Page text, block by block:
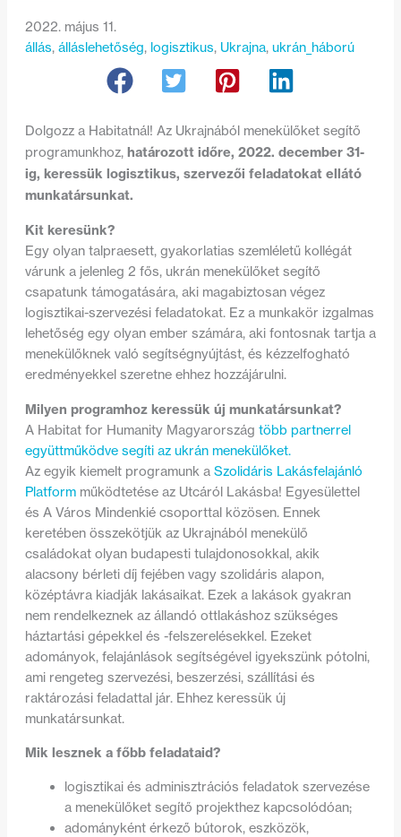
2022. május 11.
állás, álláslehetőség, logisztikus, Ukrajna, ukrán_háború
Dolgozz a Habitatnál! Az Ukrajnából menekülőket segítő
programunkhoz,határozott időre, 2022. december 31-
ig, keressük logisztikus, szervezői feladatokat ellátó
munkatársunkat.
Kit keresünk?
Egy olyan talpraesett, gyakorlatias szemléletű kollégát
várunk a jelenleg 2 fős, ukrán menekülőket segítő
csapatunk támogatására, aki magabiztosan végez
logisztikai-szervezési feladatokat. Ez a munkakör izgalmas
lehetőség egy olyan ember számára, aki fontosnak tartja a
menekülőknek való segítségnyújtást, és kézzelfogható
eredményekkel szeretne ehhez hozzájárulni.
Milyen programhoz keressük új munkatársunkat?
A Habitat for Humanity Magyarország több partnerrel
együttműködve segíti az ukrán menekülőket.
Az egyik kiemelt programunk a Szolidáris Lakásfelajánló
Platformműködtetése az Utcáról Lakásba! Egyesülettel
és A Város Mindenkié csoporttal közösen. Ennek
keretében összekötjük az Ukrajnából menekülő
családokat olyan budapesti tulajdonosokkal, akik
alacsony bérleti díj fejében vagy szolidáris alapon,
középtávra kiadják lakásaikat. Ezek a lakások gyakran
nem rendelkeznek az állandó ottlakáshoz szükséges
háztartási gépekkel és -felszerelésekkel. Ezeket
adományok, felajánlások segítségével igyekszünk pótolni,
ami rengeteg szervezési, beszerzési, szállítási és
raktározási feladattal jár. Ehhez keressük új
munkatársunkat.
Mik lesznek a főbb feladataid?
logisztikai és adminisztrációs feladatok szervezése
a menekülőket segítő projekthez kapcsolódóan;
adományként érkező bútorok, eszközök,